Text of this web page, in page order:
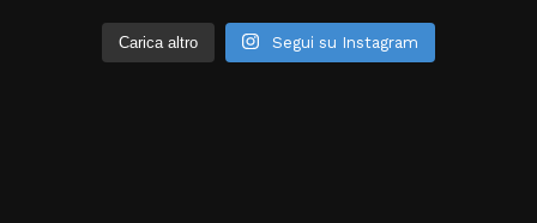
Carica altro Segui su Instagram